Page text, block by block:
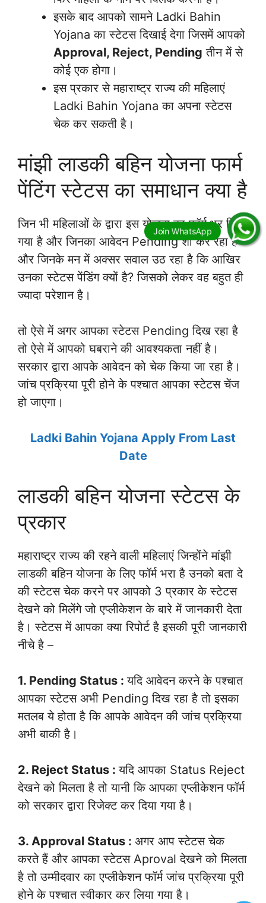
इसके बाद आपको सामने Ladki Bahin
Yojana का स्टेटस दिखाई देगा जिसमें आपको
Approval, Reject, Pending तीन में से
कोई एक होगा।
इस प्रकार से महाराष्ट्र राज्य की महिलाएं
Ladki Bahin Yojana का अपना स्टेटस
चेक कर सकती है।
मांझी लाडकी बहिन योजना फार्म
पेंटिंग स्टेटस का समाधान क्या है
जिन भी महिलाओं के द्वारा इस योजना का फॉर्म भर दिया
गया है और जिनका आवेदन Pending शो कर रहा है
और जिनके मन में अक्सर सवाल उठ रहा है कि आखिर
उनका स्टेटस पेंडिंग क्यों है? जिसको लेकर वह बहुत ही
ज्यादा परेशान है।
तो ऐसे में अगर आपका स्टेटस Pending दिख रहा है
तो ऐसे में आपको घबराने की आवश्यकता नहीं है।
सरकार द्वारा आपके आवेदन को चेक किया जा रहा है।
जांच प्रक्रिया पूरी होने के पश्चात आपका स्टेटस चेंज
हो जाएगा।
Ladki Bahin Yojana Apply From Last
Date
लाडकी बहिन योजना स्टेटस के
प्रकार
महाराष्ट्र राज्य की रहने वाली महिलाएं जिन्होंने मांझी
लाडकी बहिन योजना के लिए फॉर्म भरा है उनको बता दे
की स्टेटस चेक करने पर आपको 3 प्रकार के स्टेटस
देखने को मिलेंगे जो एप्लीकेशन के बारे में जानकारी देता
है। स्टेटस में आपका क्या रिपोर्ट है इसकी पूरी जानकारी
नीचे है –
1. Pending Status :यदि आवेदन करने के पश्चात
आपका स्टेटस अभी Pending दिख रहा है तो इसका
मतलब ये होता है कि आपके आवेदन की जांच प्रक्रिया
अभी बाकी है।
2. Reject Status :यदि आपका Status Reject
देखने को मिलता है तो यानी कि आपका एप्लीकेशन फॉर्म
को सरकार द्वारा रिजेक्ट कर दिया गया है।
3. Approval Status : अगर आप स्टेटस चेक
करते हैं और आपका स्टेटस Aproval देखने को मिलता
है तो उम्मीदवार का एप्लीकेशन फॉर्म जांच प्रक्रिया पूरी
होने के पश्चात स्वीकार कर लिया गया है।